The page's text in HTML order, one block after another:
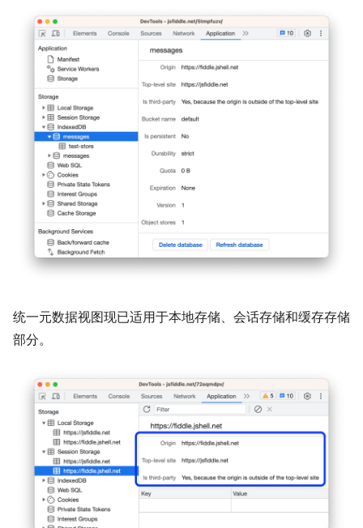
统一元数据视图现已适用于本地存储、会话存储和缓存存储
部分。